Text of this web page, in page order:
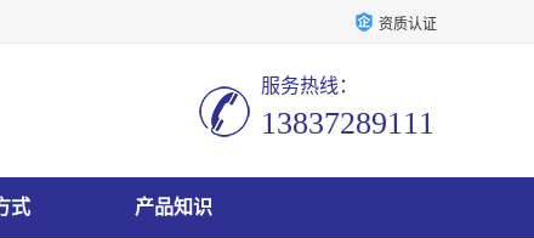
资质认证
服务热线：
13837289111
式 产品知识